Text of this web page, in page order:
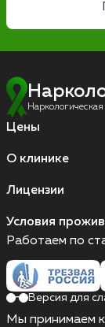
Цены
О клинике
Лицензии
Условия
Работаем по
Версия для
Мы принимаем